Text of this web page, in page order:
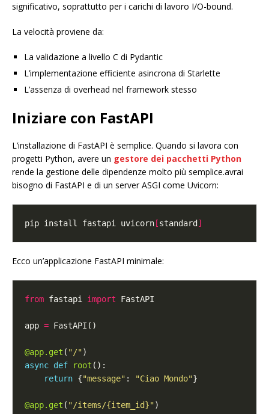
significativo, soprattutto per i carichi di lavoro I/O-bound.
La velocità proviene da:
La validazione a livello C di Pydantic
L’implementazione efficiente asincrona di Starlette
L’assenza di overhead nel framework stesso
Iniziare con FastAPI
L’installazione di FastAPI è semplice. Quando si lavora con
progetti Python, avere un gestore dei pacchetti Python
rende la gestione delle dipendenze molto più semplice.avrai
bisogno di FastAPI e di un server ASGI come Uvicorn:
pip install fastapi uvicorn [standard ]
Ecco un’applicazione FastAPI minimale:
from fastapi import
app =
@app.get ( "/"
async def root
return {"message" : "Ciao Mondo"
@app.get ( "/items/{item_id}"